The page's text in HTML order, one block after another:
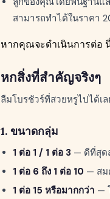
สามารถทำได้ในราคา
หากคุณจะดำเนินการต่อ
หกสิ่งที่สำคัญจริงๆ
ลืมโบรชัวร์ที่สวยหรูไปได้
1. ขนาดกลุ่ม
1 ต่อ 1 / 1 ต่อ 3 — ดีที่สุด
1 ต่อ 6 ถึง 1 ต่อ 10 — สม
1 ต่อ 15 หรือมากกว่า —